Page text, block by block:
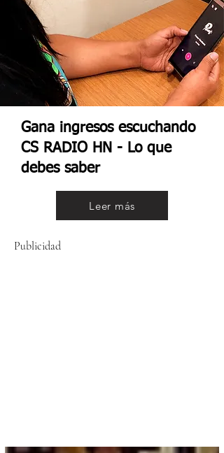
Gana ingresos escuchando
CS RADIO HN - Lo que
debes saber
Leer más
Publicidad